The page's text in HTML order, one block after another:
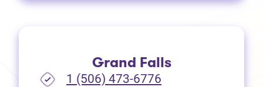
Grand Falls
1 (506) 473-6776